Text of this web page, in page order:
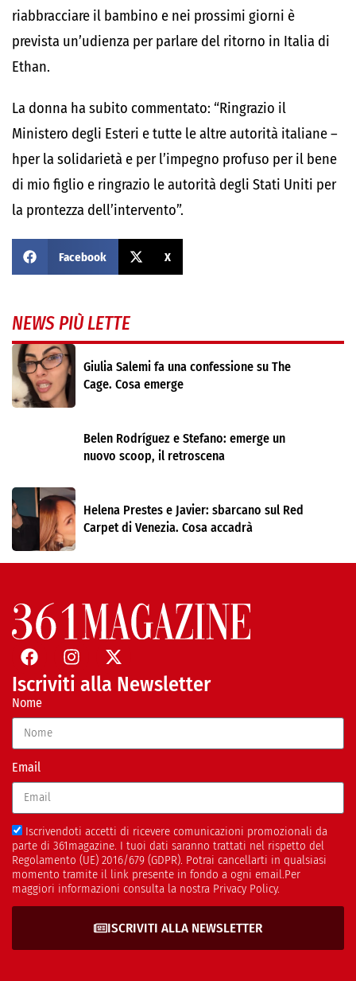
riabbracciare il bambino e nei prossimi giorni è
prevista un’udienza per parlare del ritorno in Italia di
Ethan.
La donna ha subito commentato: “Ringrazio il
Ministero degli Esteri e tutte le altre autorità italiane –
hper la solidarietà e per l’impegno profuso per il bene
di mio figlio e ringrazio le autorità degli Stati Uniti per
la prontezza dell’intervento”.
Facebook X
NEWS PIÙ LETTE
Giulia Salemi fa una confessione su The
Cage. Cosa emerge
Belen Rodríguez e Stefano: emerge un
nuovo scoop, il retroscena
Helena Prestes e Javier: sbarcano sul Red
Carpet di Venezia. Cosa accadrà
Iscriviti alla Newsletter
Nome
Email
Iscrivendoti accetti di ricevere comunicazioni promozionali da
parte di 361magazine. I tuoi dati saranno trattati nel rispetto del
Regolamento (UE) 2016/679 (GDPR). Potrai cancellarti in qualsiasi
momento tramite il link presente in fondo a ogni email.Per
maggiori informazioni consulta la nostra Privacy Policy.
ISCRIVITI ALLA NEWSLETTER